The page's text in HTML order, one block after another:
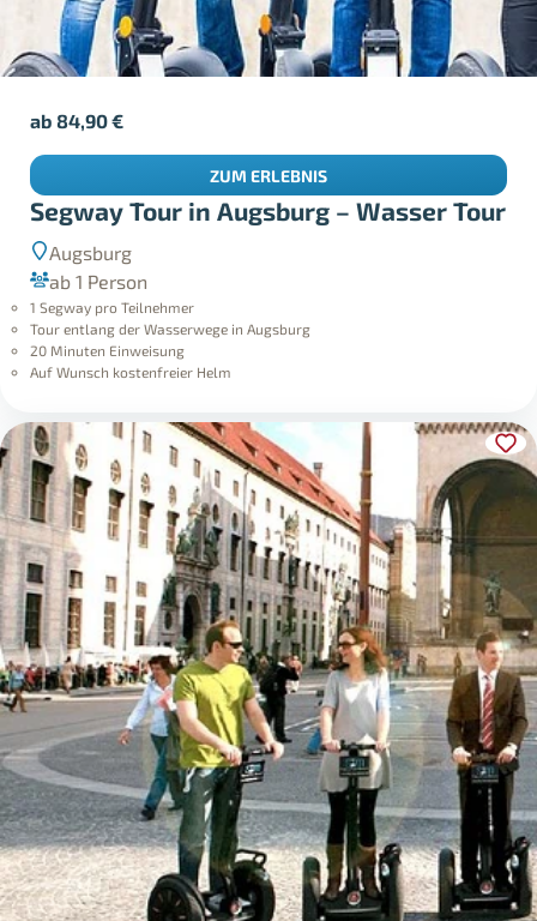
Segway Tour in Augsburg – Wasser Tour
Augsburg
ab 1 Person
1 Segway pro Teilnehmer
Tour entlang der Wasserwege in Augsburg
20 Minuten Einweisung
Auf Wunsch kostenfreier Helm
ab84,90€
ZUM ERLEBNIS